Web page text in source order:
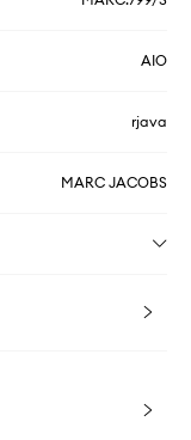
AIO
rjava
MARC JACOBS